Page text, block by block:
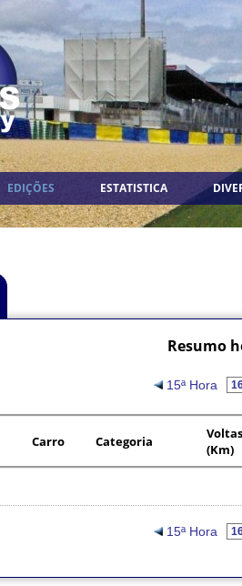
EDIÇÕES ESTATISTICA
Resumo
15ª Hora
Carro Categoria
Voltas
(Km)
15ª Hora